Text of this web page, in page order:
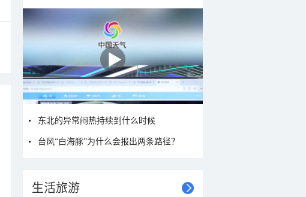
东北的异常闷热持续到什么时候
台风“白海豚”为什么会报出两条路径？
生活旅游